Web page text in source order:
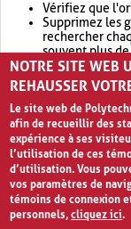
Vérifiez que
Supprimez les
rechercher
souvent plus
Envisagez
retournera
NOTRE SITE WEB
REHAUSSER
Le site web de
afin de recueillir des
expérience à ses
l’utilisation de ces
d’utilisation. Vous
vos paramètres de
témoins de connexion
personnels,cliquez ici.